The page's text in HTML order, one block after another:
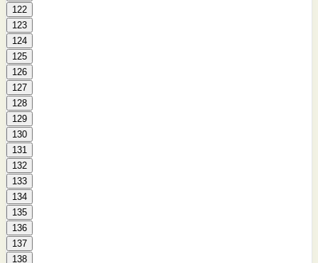
122
123
124
125
126
127
128
129
130
131
132
133
134
135
136
137
138